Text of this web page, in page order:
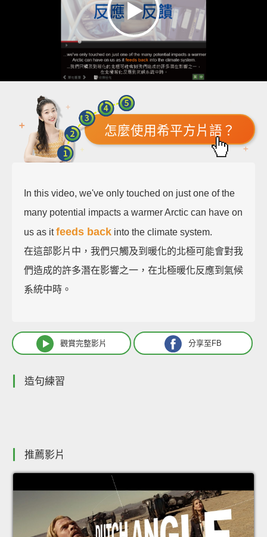
怎麼使用希平方片語？
In this video, we've only touched on just one of the
many potential impacts a warmer Arctic can have on
us as itfeeds back into the climate system.
在這部影片中，我們只觸及到暖化的北極可能會對我
們造成的許多潛在影響之一，在北極暖化反應到氣候
系統中時。
觀賞完整影片 分享至FB
造句練習
推薦影片